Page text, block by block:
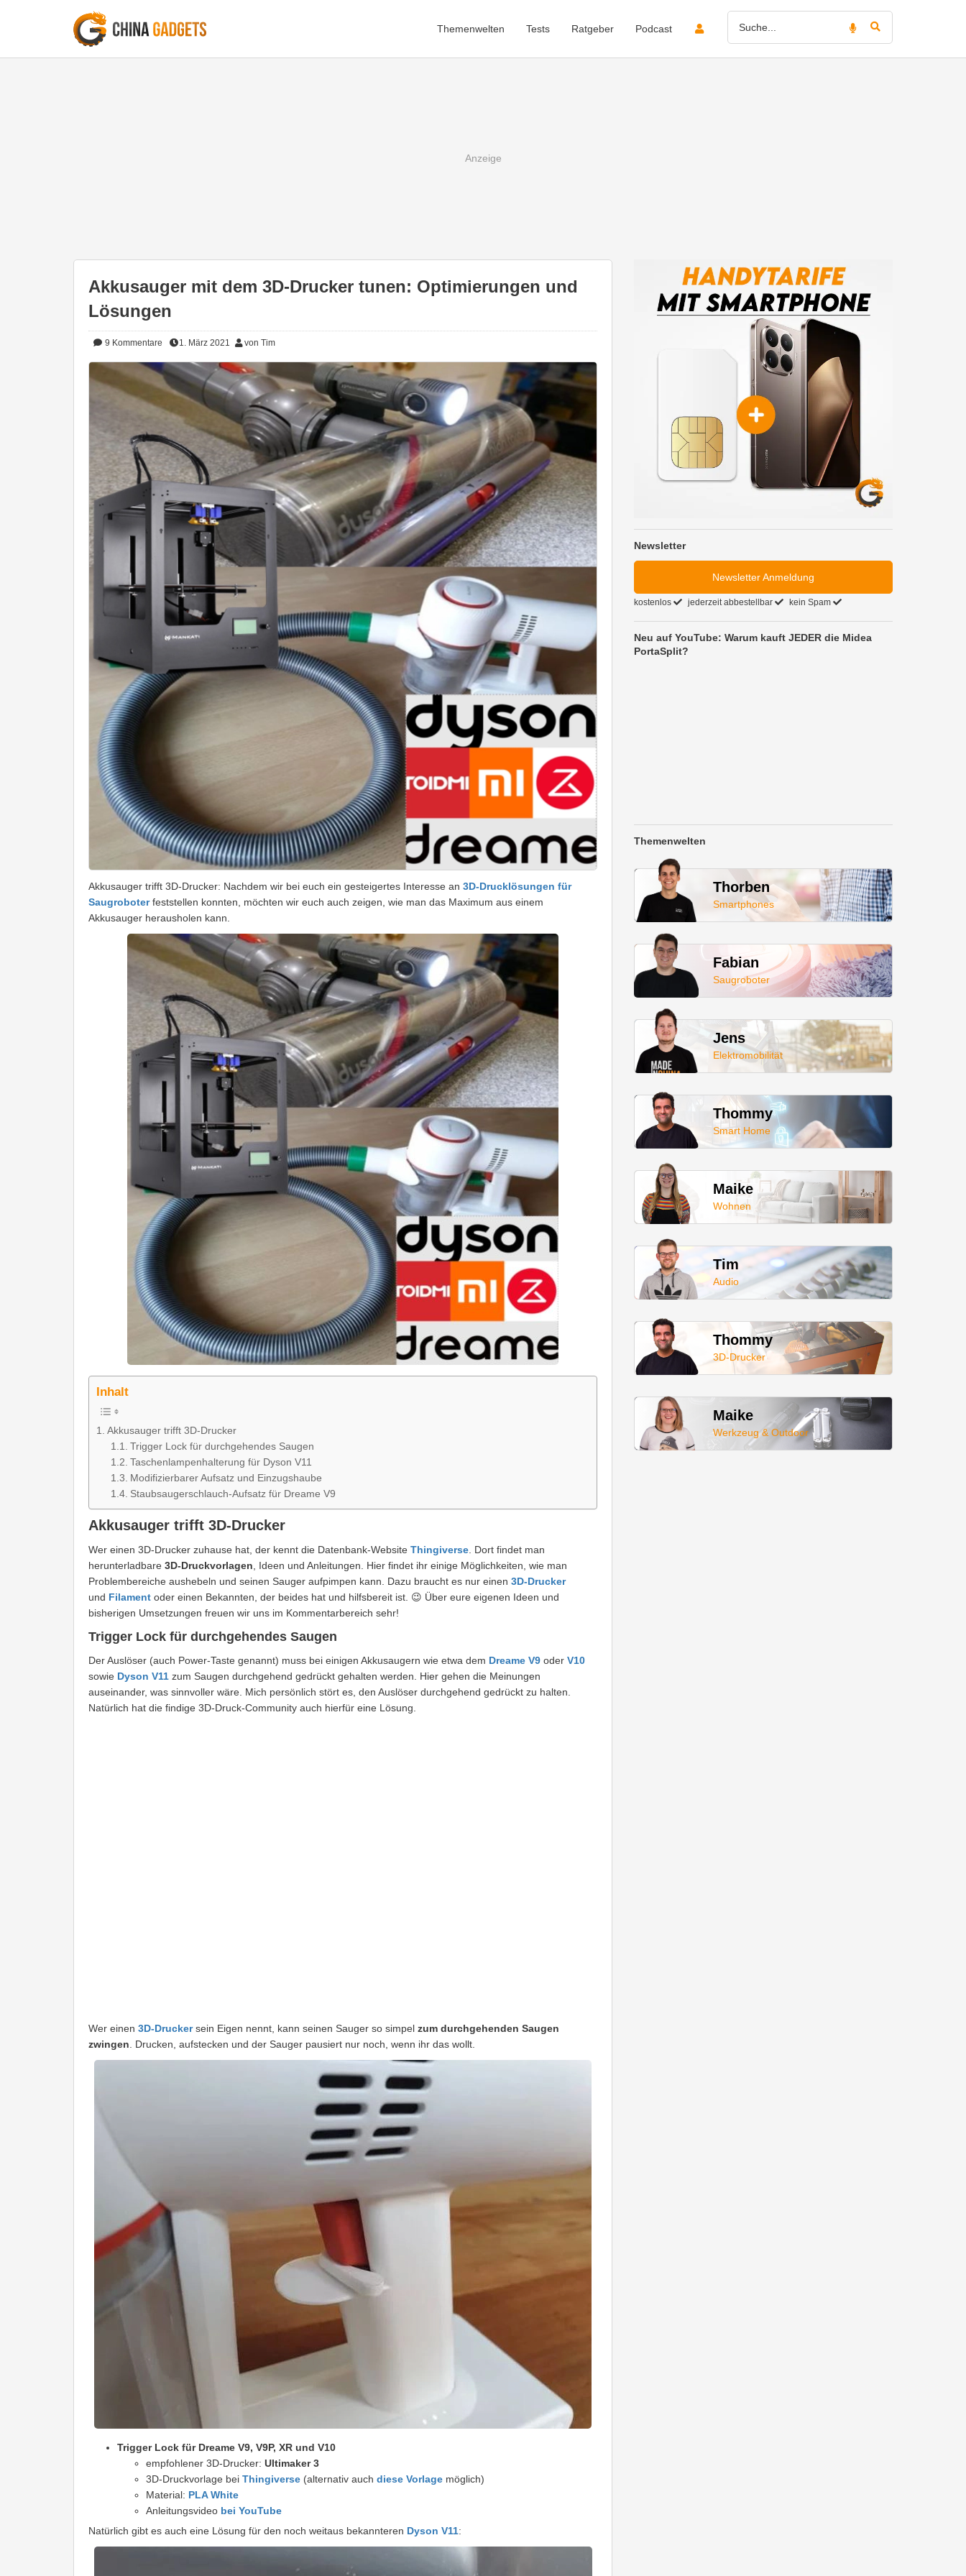
Themenwelten Tests Ratgeber Podcast
Akkusauger mit dem 3D-Drucker tunen: Optimierungen und
Lösungen
9 Kommentare 1. März 2021 von Tim
Akkusauger trifft 3D-Drucker: Nachdem wir bei euch ein gesteigertes Interesse an 3D-Drucklösungen für
Saugroboterfeststellen konnten, möchten wir euch auch zeigen, wie man das Maximum aus einem
Akkusauger herausholen kann.
Inhalt
Akkusauger trifft 3D-Drucker
Trigger Lock für durchgehendes Saugen
Taschenlampenhalterung für Dyson V11
Modifizierbarer Aufsatz und Einzugshaube
Staubsaugerschlauch-Aufsatz für Dreame V9
Akkusauger trifft 3D-Drucker
Wer einen 3D-Drucker zuhause hat, der kennt die Datenbank-Website Thingiverse . Dort findet man
herunterladbare 3D-Druckvorlagen , Ideen und Anleitungen. Hier findet ihr einige Möglichkeiten, wie man
Problembereiche aushebeln und seinen Sauger aufpimpen kann. Dazu braucht es nur einen 3D-Drucker
und Filament oder einen Bekannten, der beides hat und hilfsbereit ist. 😉 Über eure eigenen Ideen und
bisherigen Umsetzungen freuen wir uns im Kommentarbereich sehr!
Trigger Lock für durchgehendes Saugen
Der Auslöser (auch Power-Taste genannt) muss bei einigen Akkusaugern wie etwa dem Dreame V9 oder V10
sowie Dyson V11 zum Saugen durchgehend gedrückt gehalten werden. Hier gehen die Meinungen
auseinander, was sinnvoller wäre. Mich persönlich stört es, den Auslöser durchgehend gedrückt zu halten.
Natürlich hat die findige 3D-Druck-Community auch hierfür eine Lösung.
Wer einen 3D-Druckersein Eigen nennt, kann seinen Sauger so simpel zum durchgehenden Saugen
zwingen. Drucken, aufstecken und der Sauger pausiert nur noch, wenn ihr das wollt.
Trigger Lock für Dreame V9, V9P, XR und V10
empfohlener 3D-Drucker: Ultimaker 3
3D-Druckvorlage bei Thingiverse (alternativ auch diese Vorlage möglich)
Material: PLA White
Anleitungsvideo bei YouTube
Natürlich gibt es auch eine Lösung für den noch weitaus bekannteren Dyson V11:
Newsletter
Newsletter Anmeldung
kostenlos jederzeit abbestellbar kein Spam
Neu auf YouTube: Warum kauft JEDER die Midea
PortaSplit?
Themenwelten
Thorben
Smartphones
Fabian
Saugroboter
Jens
Elektromobilität
Thommy
Smart Home
Maike
Wohnen
Tim
Audio
Thommy
3D-Drucker
Maike
Werkzeug & Outdoor